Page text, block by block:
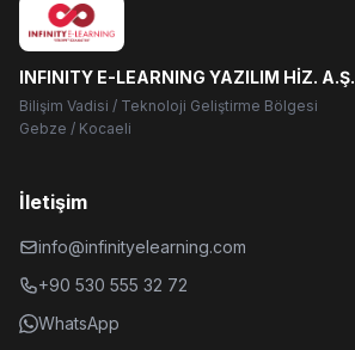
INFINITY E-LEARNING YAZILIM HİZ. A.Ş.
Bilişim Vadisi / Teknoloji Geliştirme Bölgesi
Gebze / Kocaeli
İletişim
info@infinityelearning.com
+90 530 555 32 72
WhatsApp